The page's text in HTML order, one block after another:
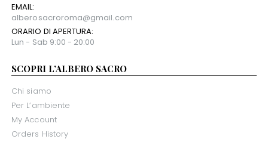
EMAIL:
alberosacroroma@gmail.com
ORARIO DI APERTURA:
Lun - Sab 9:00 - 20:00
SCOPRI L’ALBERO SACRO
Chi siamo
Per L’ambiente
My Account
Orders History